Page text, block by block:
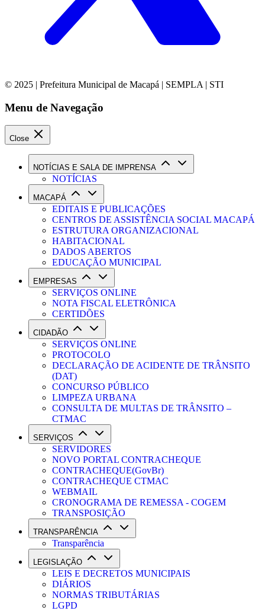
© 2025 | Prefeitura Municipal de Macapá | SEMPLA | STI
Menu de Navegação
Close
NOTÍCIAS E SALA DE IMPRENSA
NOTÍCIAS
MACAPÁ
EDITAIS E PUBLICAÇÕES
CENTROS DE ASSISTÊNCIA SOCIAL MACAPÁ
ESTRUTURA ORGANIZACIONAL
HABITACIONAL
DADOS ABERTOS
EDUCAÇÃO MUNICIPAL
EMPRESAS
SERVIÇOS ONLINE
NOTA FISCAL ELETRÔNICA
CERTIDÕES
CIDADÃO
SERVIÇOS ONLINE
PROTOCOLO
DECLARAÇÃO DE ACIDENTE DE TRÂNSITO
(DAT)
CONCURSO PÚBLICO
LIMPEZA URBANA
CONSULTA DE MULTAS DE TRÂNSITO –
CTMAC
SERVIÇOS
SERVIDORES
NOVO PORTAL CONTRACHEQUE
CONTRACHEQUE(GovBr)
CONTRACHEQUE CTMAC
WEBMAIL
CRONOGRAMA DE REMESSA - COGEM
TRANSPOSIÇÃO
TRANSPARÊNCIA
Transparência
LEGISLAÇÃO
LEIS E DECRETOS MUNICIPAIS
DIÁRIOS
NORMAS TRIBUTÁRIAS
LGPD